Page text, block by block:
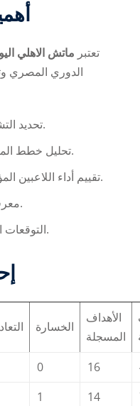
تعتبر ماتش الاهلي
الدوري المصري
تحديد التشكيلة الأساسية والبديلة لكل فريق.
تحليل خطط المدرب التكتيكية في الهجوم والدفاع.
تقييم أداء اللاعبين المؤثرين وقدرتهم على صناعة الفارق.
معرفة نقاط القوة والضعف لكل فريق.
التوقعات المبنية على الأداء السابق للفريقين.
الخسارة
الأهداف
المسجلة
0 16
1 14